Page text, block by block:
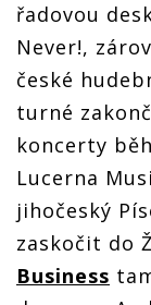
řadovou
Never!,
české
turné
koncerty
Lucerna
jihočeský
zaskočit do
Business